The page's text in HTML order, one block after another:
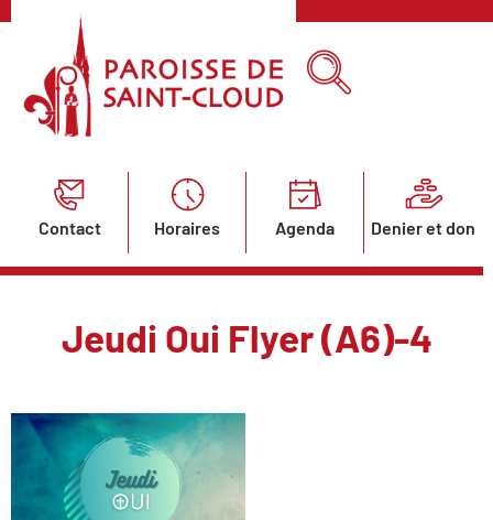
Contact Horaires Agenda Denier et don
Jeudi Oui Flyer (A6)-4